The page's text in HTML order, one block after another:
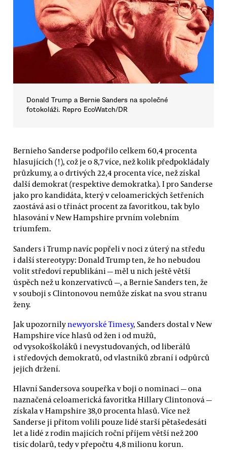
Donald Trump a Bernie Sanders na společné
fotokoláži. Repro EcoWatch/DR
Bernieho Sanderse podpořilo celkem 60,4 procenta
hlasujících (!), což je o 8,7 více, než kolik předpokládaly
průzkumy, a o drtivých 22,4 procenta více, než získal
další demokrat (respektive demokratka). I pro Sanderse
jako pro kandidáta, který v celoamerických šetřeních
zaostává asi o třináct procent za favoritkou, tak bylo
hlasování v New Hampshire prvním volebním
triumfem.
Sanders i Trump navíc popřeli v noci z úterý na středu
i další stereotypy: Donald Trump ten, že ho nebudou
volit středoví republikáni — měl u nich ještě větší
úspěch než u konzervativců —, a Bernie Sanders ten, že
v souboji s Clintonovou nemůže získat na svou stranu
ženy.
Jak upozornilynewyorské Timesy, Sanders dostal v New
Hampshire více hlasů od žen i od mužů,
od vysokoškoláků i nevystudovaných, od liberálů
i středových demokratů, od vlastníků zbraní i odpůrců
jejich držení.
Hlavní Sandersova soupeřka v boji o nominaci — ona
naznačená celoamerická favoritka Hillary Clintonová —
získala v Hampshire 38,0 procenta hlasů. Více než
Sanderse ji přitom volili pouze lidé starší pětašedesáti
let a lidé z rodin majících roční příjem větší než 200
tisíc dolarů, tedy v přepočtu 4,8 milionu korun.